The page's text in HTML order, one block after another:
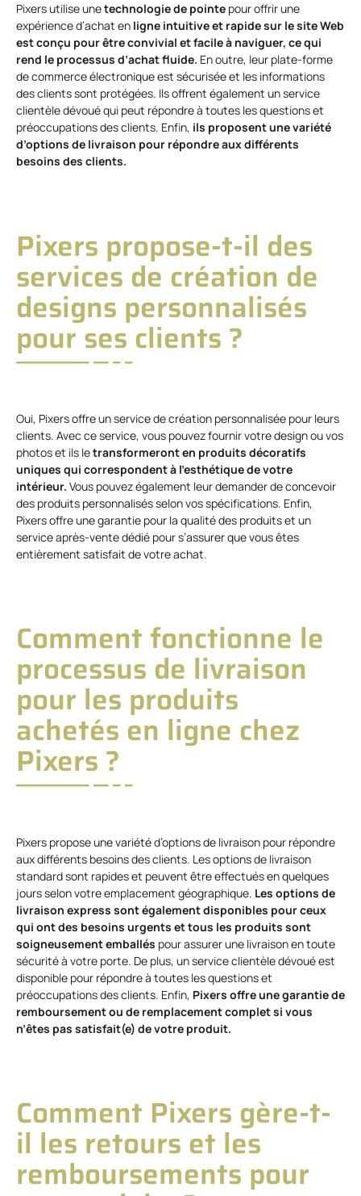
Pixers utilise unetechnologie de pointe pour offrir une
expérience d’achat en ligne intuitive et rapide sur le site Web
est conçu pour être convivial et facile à naviguer, ce qui
rend le processus d’achat fluide. En outre, leur plate-forme
de commerce électronique est sécurisée et les informations
des clients sont protégées. Ils offrent également un service
clientèle dévoué qui peut répondre à toutes les questions et
préoccupations des clients. Enfin, ils proposent une variété
d’options de livraison pour répondre aux différents
besoins des clients.
Pixers propose-t-il des
services de création de
designs personnalisés
pour ses clients ?
Oui, Pixers offre un service de création personnalisée pour leurs
clients. Avec ce service, vous pouvez fournir votre design ou vos
photos et ils letransformeront en produits décoratifs
uniques qui correspondent à l’esthétique de votre
intérieur. Vous pouvez également leur demander de concevoir
des produits personnalisés selon vos spécifications. Enfin,
Pixers offre une garantie pour la qualité des produits et un
service après-vente dédié pour s’assurer que vous êtes
entièrement satisfait de votre achat.
Comment fonctionne le
processus de livraison
pour les produits
achetés en ligne chez
Pixers ?
Pixers propose une variété d’options de livraison pour répondre
aux différents besoins des clients. Les options de livraison
standard sont rapides et peuvent être effectués en quelques
jours selon votre emplacement géographique. Les options de
livraison express sont également disponibles pour ceux
qui ont des besoins urgents et tous les produits sont
soigneusement emballés pour assurer une livraison en toute
sécurité à votre porte. De plus, un service clientèle dévoué est
disponible pour répondre à toutes les questions et
préoccupations des clients. Enfin, Pixers offre une garantie de
remboursement ou de remplacement complet si vous
n’êtes pas satisfait(e) de votre produit.
Comment Pixers gère-t-
il les retours et les
remboursements pour